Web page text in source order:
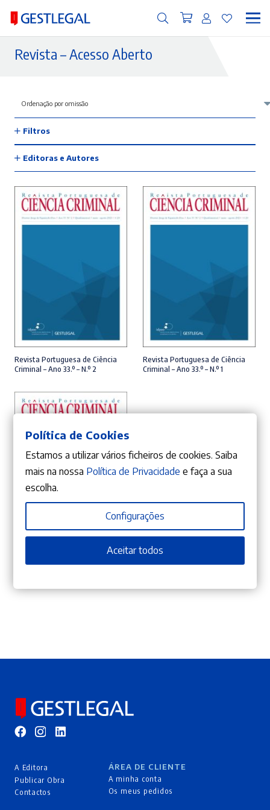
Revista – Acesso Aberto
Filtros
Editoras e Autores
Revista Portuguesa de Ciência
Criminal – Ano 33.º – N.º 2
Revista Portuguesa de Ciência
Criminal – Ano 33.º – N.º 1
Revista Portuguesa de Ciência
A Editora
Publicar Obra
Contactos
ÁREA DE CLIENTE
A minha conta
Os meus pedidos
Política de Cookies
Estamos a utilizar vários ficheiros de cookies. Saiba
mais na nossa Política de Privacidade e faça a sua
escolha.
Configurações
Aceitar todos